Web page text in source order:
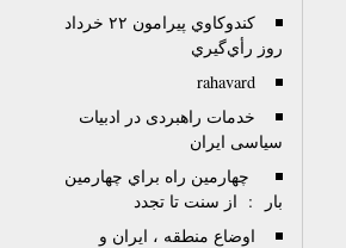
كندوكاوي پيرامون ۲۲ خرداد
روز رأي‌گيري
rahavard
خدمات راهبردی در ادبیات
سیاسی ایران
چهارمين راه براي چهارمين
بار : از سنت تا تجدد
اوضاع منطقه ، ایران و